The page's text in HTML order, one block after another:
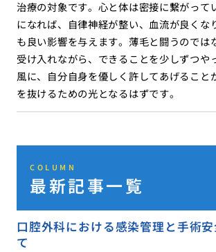
治療の対象です。心と体は密接に繋がって
になれば、自律神経が整い、血流が良くな
も良い影響を与えます。薄毛と闘うのでは
受け入れながら、できることを少しずつや
風に、自分自身を優しく許してあげること
を抜けるための光となるはずです。
COLUMN
最新記事一覧
口腔外科における感染管理と手術
て